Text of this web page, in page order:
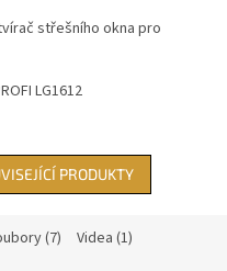
střešního okna pro
LG1612
PRODUKTY
(7) Videa (1)